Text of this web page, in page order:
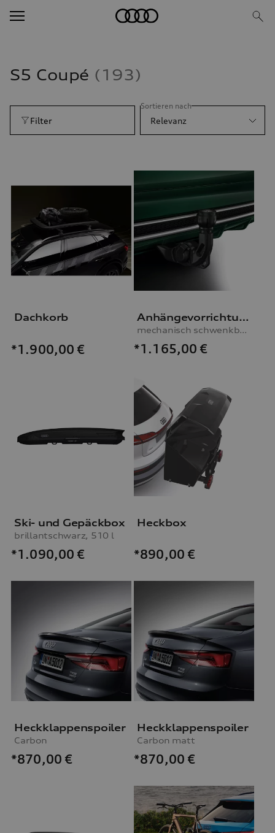
S5 Coupé 193
Filter
Sortieren nach
Relevanz
Dachkorb
*1.900,00 €
Anhängevorrichtung
mechanisch schwenkbar, inkl. E-Satz
*1.165,00 €
Ski- und Gepäckbox
brillantschwarz, 510 l
*1.090,00 €
Heckbox
*890,00 €
Heckklappenspoiler
Carbon
*870,00 €
Heckklappenspoiler
Carbon matt
*870,00 €